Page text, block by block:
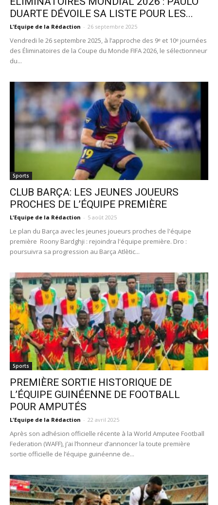
DUARTE DÉVOILE SA LISTE POUR LES...
L'Equipe de la Rédaction - 26 septembre 2025
Vendredi le 26 septembre 2025, à l’approche des 9ᵉ et 10ᵉ journées
des Éliminatoires de la Coupe du Monde FIFA 2026, le sélectionneur
du...
Sports
CLUB BARÇA: LES JEUNES JOUEURS
PROCHES DE L’ÉQUIPE PREMIÈRE
L'Equipe de la Rédaction - 5 août 2025
Le plan du Barça avec les jeunes joueurs proches de l'équipe
première Roony Bardghji : rejoindra l'équipe première. Dro :
poursuivra sa progression au Barça Atlètic...
Sports
PREMIÈRE SORTIE HISTORIQUE DE
L’ÉQUIPE GUINÉENNE DE FOOTBALL
POUR AMPUTÉS
L'Equipe de la Rédaction - 22 avril 2025
Après son adhésion officielle récente à la World Amputee Football
Federation (WAFF), j’ai l’honneur d’annoncer la toute première
sortie officielle de l’équipe guinéenne de...